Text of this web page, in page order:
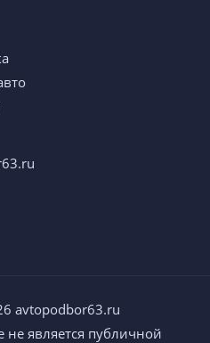
avtopodbor63.ru
является публичной